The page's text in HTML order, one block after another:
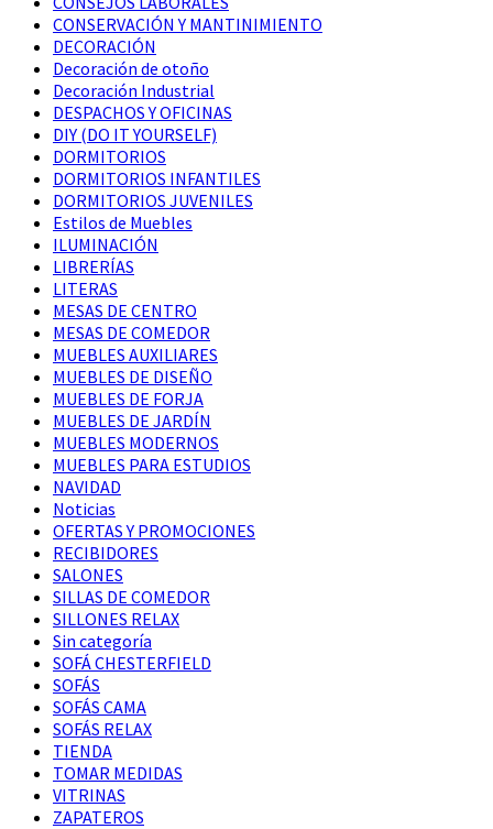
CONSERVACIÓN Y MANTINIMIENTO
DECORACIÓN
Decoración de otoño
Decoración Industrial
DESPACHOS Y OFICINAS
DIY (DO IT YOURSELF)
DORMITORIOS
DORMITORIOS INFANTILES
DORMITORIOS JUVENILES
Estilos de Muebles
ILUMINACIÓN
LIBRERÍAS
LITERAS
MESAS DE CENTRO
MESAS DE COMEDOR
MUEBLES AUXILIARES
MUEBLES DE DISEÑO
MUEBLES DE FORJA
MUEBLES DE JARDÍN
MUEBLES MODERNOS
MUEBLES PARA ESTUDIOS
NAVIDAD
Noticias
OFERTAS Y PROMOCIONES
RECIBIDORES
SALONES
SILLAS DE COMEDOR
SILLONES RELAX
Sin categoría
SOFÁ CHESTERFIELD
SOFÁS
SOFÁS CAMA
SOFÁS RELAX
TIENDA
TOMAR MEDIDAS
VITRINAS
ZAPATEROS